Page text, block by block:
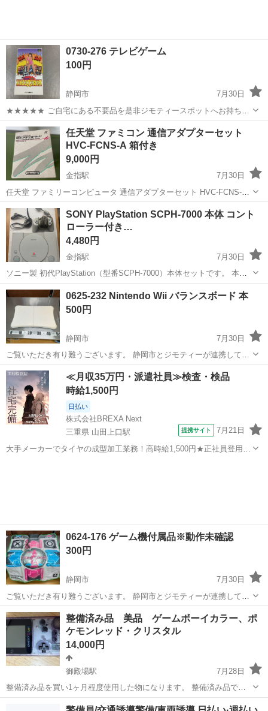
0730-276 テレビゲーム
100円
静岡市
7月30日
★★★★★ ご自宅にある不要品を是非ジモティースポットへお持ち込
みしませんか？ 家電、趣味・スポーツ・レジャー用品、こども用品、
衣料服飾品、生活雑貨、家具、本、CD・DVDなどが無料でまとめて持
ち込めます！ ※詳細はこ...
静岡 静岡市 テレビゲーム スポット
任天堂 ファミコン 通信アダプターセット
HVC-FCNS-A 箱付き
9,000円
金指駅
7月30日
任天堂 ファミリーコンピュータ 通信アダプターセット HVC-FCNS-A
ファミコン用のネットワーク通信アダプターセットです。 本体、専用
コントローラー、取扱説明書、外箱が付属します。 希少なアイテムで
す。 即購入 OK...
静岡 浜松市
SONY PlayStation SCPH-7000 本体 コント
ローラー付き…
4,480円
金指駅
7月30日
ソニー製 初代PlayStation（型番SCPH-7000）本体セットです。 本
体・純正コントローラー・電源コードが付属しており、すぐにプレイ
可能です。 外観に経年による小キズ・汚れはありますが、全体的に状
態は良好です。 ...
静岡 浜松市 PlayStation
0625-232 Nintendo Wii バランスボード 本
500円
静岡市
7月30日
ご覧いただき有り難うございます。 静岡市とジモティーが連携して運
営しています。 粗⼤ごみ等の減量を⽬的に、まだ使えるものをリユー
スしています。 ★★★★★ ご自宅にある不要品を是非ジモティースポ
ットへお持...
静岡 静岡市 テレビゲーム リユース
≪月収35万円・派遣社員≫検査・検品
時給1,500円
日払い
株式会社BREXA Next
三重県 山田上口駅
提携サイト 7月21日
大手メーカーでタイヤの成型加工業務！高時給1,500円★正社員登用制
0624-176 ゲーム機付属品※動作未確認
300円
静岡市
7月30日
ご覧いただき有り難うございます。 静岡市とジモティーが連携して運
営しています。 粗⼤ごみ等の減量を⽬的に、まだ使えるものをリユー
スしています。 ★★★★★ ご自宅にある不要品を是非ジモティースポ
ットへお持...
静岡 静岡市 テレビゲーム リユース
整備済み品 美品 ゲームボーイカラー、ポ
ケモンレッド・クリスタル
14,000円
御殿場駅
7月28日
整備済み品を買い1ヶ月程度使用した物になります。 整備済み品でし
たので綺麗な状態です。 また、カセットは電池交換が可能になってい
御殿場市 御殿場駅 テレビゲーム